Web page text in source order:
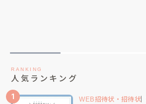
RANKING
人気ランキング
1 WEB招待状・招待状